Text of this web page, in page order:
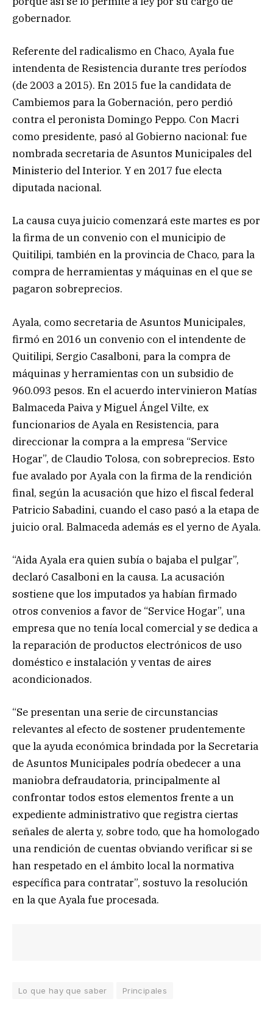
gobernador.
Referente del radicalismo en Chaco, Ayala fue
intendenta de Resistencia durante tres períodos
(de 2003 a 2015). En 2015 fue la candidata de
Cambiemos para la Gobernación, pero perdió
contra el peronista Domingo Peppo. Con Macri
como presidente, pasó al Gobierno nacional: fue
nombrada secretaria de Asuntos Municipales del
Ministerio del Interior. Y en 2017 fue electa
diputada nacional.
La causa cuya juicio comenzará este martes es por
la firma de un convenio con el municipio de
Quitilipi, también en la provincia de Chaco, para la
compra de herramientas y máquinas en el que se
pagaron sobreprecios.
Ayala, como secretaria de Asuntos Municipales,
firmó en 2016 un convenio con el intendente de
Quitilipi, Sergio Casalboni, para la compra de
máquinas y herramientas con un subsidio de
960.093 pesos. En el acuerdo intervinieron Matías
Balmaceda Paiva y Miguel Ángel Vilte, ex
funcionarios de Ayala en Resistencia, para
direccionar la compra a la empresa “Service
Hogar”, de Claudio Tolosa, con sobreprecios. Esto
fue avalado por Ayala con la firma de la rendición
final, según la acusación que hizo el fiscal federal
Patricio Sabadini, cuando el caso pasó a la etapa de
juicio oral. Balmaceda además es el yerno de Ayala.
“Aida Ayala era quien subía o bajaba el pulgar”,
declaró Casalboni en la causa. La acusación
sostiene que los imputados ya habían firmado
otros convenios a favor de “Service Hogar”, una
empresa que no tenía local comercial y se dedica a
la reparación de productos electrónicos de uso
doméstico e instalación y ventas de aires
acondicionados.
“Se presentan una serie de circunstancias
relevantes al efecto de sostener prudentemente
que la ayuda económica brindada por la Secretaria
de Asuntos Municipales podría obedecer a una
maniobra defraudatoria, principalmente al
confrontar todos estos elementos frente a un
expediente administrativo que registra ciertas
señales de alerta y, sobre todo, que ha homologado
una rendición de cuentas obviando verificar si se
han respetado en el ámbito local la normativa
específica para contratar”, sostuvo la resolución
en la que Ayala fue procesada.
Lo que hay que saber Principales